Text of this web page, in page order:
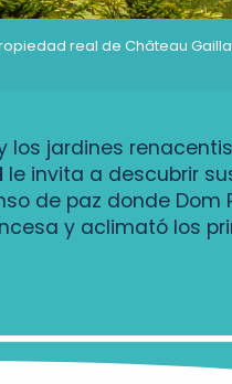
real de Château
los jardines
le invita a descubrir
de paz donde
y aclimató los